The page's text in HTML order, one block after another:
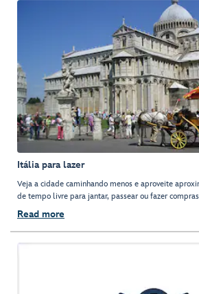
Itália para lazer
Veja a cidade caminhando menos e aproveite
de tempo livre para jantar, passear ou fazer
Read more